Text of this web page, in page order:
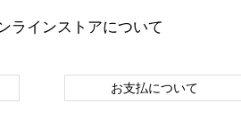
ラインストアについて
お支払について